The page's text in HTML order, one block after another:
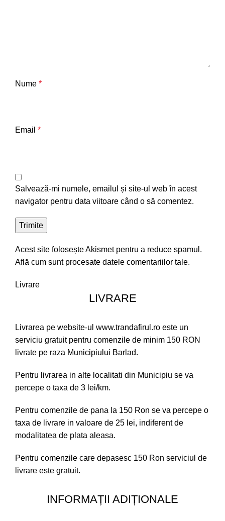
Nume *
Email *
Salvează-mi numele, emailul și site-ul web în acest
navigator pentru data viitoare când o să comentez.
Acest site folosește Akismet pentru a reduce spamul.
Află cum sunt procesate datele comentariilor tale.
Livrare
LIVRARE
Livrarea pe website-ul www.trandafirul.ro este un
serviciu gratuit pentru comenzile de minim 150 RON
livrate pe raza Municipiului Barlad.
Pentru livrarea in alte localitati din Municipiu se va
percepe o taxa de 3 lei/km.
Pentru comenzile de pana la 150 Ron se va percepe o
taxa de livrare in valoare de 25 lei, indiferent de
modalitatea de plata aleasa.
Pentru comenzile care depasesc 150 Ron serviciul de
livrare este gratuit.
INFORMAȚII ADIȚIONALE